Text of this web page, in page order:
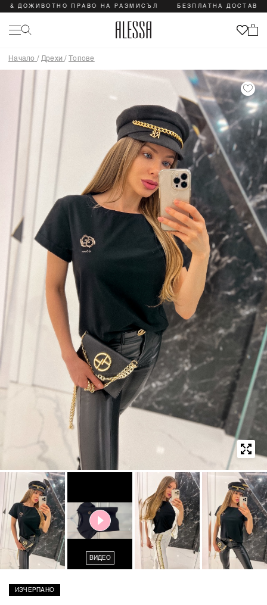
ПРАВО НА РАЗМИСЪЛ БЕЗПЛАТНА ДОСТАВКА &
Начало / Дрехи / Топове
ВИДЕО
ИЗЧЕРПАНО